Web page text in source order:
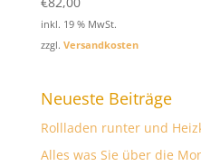
inkl. 19 % MwSt.
zzgl. Versandkosten
Neueste Beiträge
Rollladen runter und
Alles was Sie über die